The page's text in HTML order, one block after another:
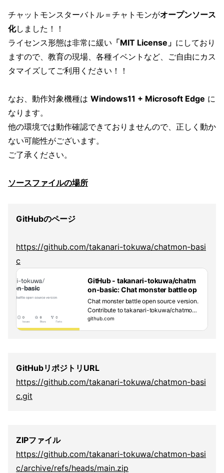
チャットモンスターバトル＝チャトモンがオープンソース
化しました！！
ライセンス形態は非常に緩い 「MIT License」 にしており
ますので、教育の現場、各種イベントなど、ご自由にカス
タマイズしてご利用ください！！
なお、動作対象機種は Windows11 + Microsoft Edge に
なります。
他の環境では動作確認できておりませんので、正しく動か
ない可能性がございます。
ご了承ください。
ソースファイルの場所
GitHubのページ
https://github.com/takanari-tokuwa/chatmon-basi
c
GitHub - takanari-tokuwa/chatm
on-basic: Chat monster battle op
en source version
Chat monster battle open source version.
Contribute to takanari-tokuwa/chatmon-
basic development by creating an accou
github.com
GitHubリポジトリURL
https://github.com/takanari-tokuwa/chatmon-basi
c.git
ZIPファイル
https://github.com/takanari-tokuwa/chatmon-basi
c/archive/refs/heads/main.zip